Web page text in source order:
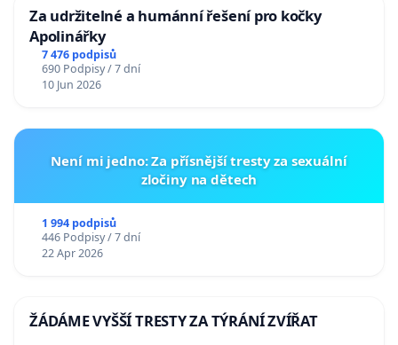
Za udržitelné a humánní řešení pro kočky
Apolinářky
7 476 podpisů
690 Podpisy / 7 dní
10 Jun 2026
Není mi jedno: Za přísnější tresty za sexuální
zločiny na dětech
1 994 podpisů
446 Podpisy / 7 dní
22 Apr 2026
ŽÁDÁME VYŠŠÍ TRESTY ZA TÝRÁNÍ ZVÍŘAT